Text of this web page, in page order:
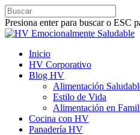
Presiona enter para buscar o ESC
Inicio
HV Corporativo
Blog HV
Alimentación
Estilo de Vida
Alimentación en
Cocina con HV
Panadería HV